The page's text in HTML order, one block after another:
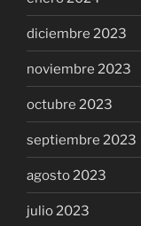
diciembre 2023
noviembre 2023
octubre 2023
septiembre 2023
agosto 2023
julio 2023